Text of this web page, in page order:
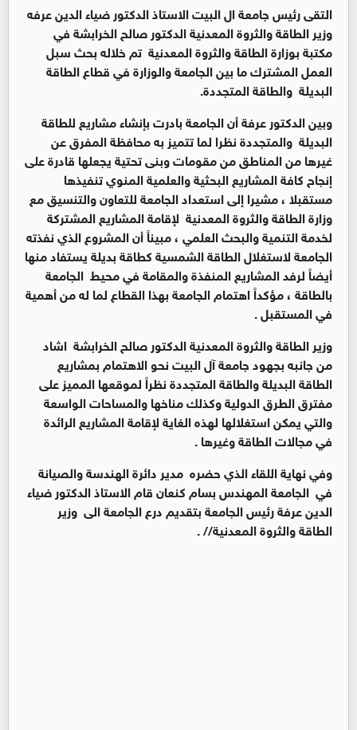
التقى رئيس جامعة ال البيت الاستاذ الدكتور ضياء الدين عرفه
وزير الطاقة والثروة المعدنية الدكتور صالح الخرابشة في
مكتبة بوزارة الطاقة والثروة المعدنية تم خلاله بحث سبل
العمل المشترك ما بين الجامعة والوزارة في قطاع الطاقة
البديلة والطاقة المتجددة.
وبين الدكتور عرفة أن الجامعة بادرت بإنشاء مشاريع للطاقة
البديلة والمتجددة نظرا لما تتميز به محافظة المفرق عن
غيرها من المناطق من مقومات وبنى تحتية يجعلها قادرة على
إنجاح كافة المشاريع البحثية والعلمية المنوي تنفيذها
مستقبلا ، مشيرا إلى استعداد الجامعة للتعاون والتنسيق مع
وزارة الطاقة والثروة المعدنية لإقامة المشاريع المشتركة
لخدمة التنمية والبحث العلمي ، مبيناً أن المشروع الذي نفذته
الجامعة لاستغلال الطاقة الشمسية كطاقة بديلة يستفاد منها
أيضاً لرفد المشاريع المنفذة والمقامة في محيط الجامعة
بالطاقة ، مؤكداً اهتمام الجامعة بهذا القطاع لما له من أهمية
في المستقبل .
وزير الطاقة والثروة المعدنية الدكتور صالح الخرابشة اشاد
من جانبه بجهود جامعة آل البيت نحو الاهتمام بمشاريع
الطاقة البديلة والطاقة المتجددة نظراً لموقعها المميز على
مفترق الطرق الدولية وكذلك مناخها والمساحات الواسعة
والتي يمكن استغلالها لهذه الغاية لإقامة المشاريع الرائدة
في مجالات الطاقة وغيرها .
وفي نهاية اللقاء الذي حضره مدير دائرة الهندسة والصيانة
في الجامعة المهندس بسام كنعان قام الاستاذ الدكتور ضياء
الدين عرفة رئيس الجامعة بتقديم درع الجامعة الى وزير
الطاقة والثروة المعدنية// .